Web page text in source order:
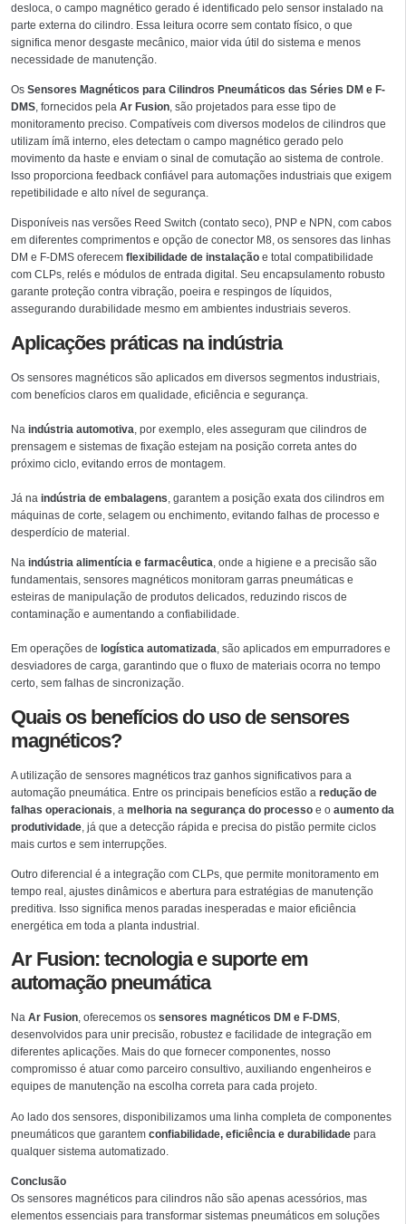
desloca, o campo magnético gerado é identificado pelo sensor instalado na
parte externa do cilindro. Essa leitura ocorre sem contato físico, o que
significa menor desgaste mecânico, maior vida útil do sistema e menos
necessidade de manutenção.
Os Sensores Magnéticos para Cilindros Pneumáticos das Séries DM e F-
DMS, fornecidos pela Ar Fusion, são projetados para esse tipo de
monitoramento preciso. Compatíveis com diversos modelos de cilindros que
utilizam ímã interno, eles detectam o campo magnético gerado pelo
movimento da haste e enviam o sinal de comutação ao sistema de controle.
Isso proporciona feedback confiável para automações industriais que exigem
repetibilidade e alto nível de segurança.
Disponíveis nas versões Reed Switch (contato seco), PNP e NPN, com cabos
em diferentes comprimentos e opção de conector M8, os sensores das linhas
DM e F-DMS oferecem flexibilidade de instalação e total compatibilidade
com CLPs, relés e módulos de entrada digital. Seu encapsulamento robusto
garante proteção contra vibração, poeira e respingos de líquidos,
assegurando durabilidade mesmo em ambientes industriais severos.
Aplicações práticas na indústria
Os sensores magnéticos são aplicados em diversos segmentos industriais,
com benefícios claros em qualidade, eficiência e segurança.
Na indústria automotiva , por exemplo, eles asseguram que cilindros de
prensagem e sistemas de fixação estejam na posição correta antes do
próximo ciclo, evitando erros de montagem.
Já na indústria de embalagens , garantem a posição exata dos cilindros em
máquinas de corte, selagem ou enchimento, evitando falhas de processo e
desperdício de material.
Na indústria alimentícia e farmacêutica, onde a higiene e a precisão são
fundamentais, sensores magnéticos monitoram garras pneumáticas e
esteiras de manipulação de produtos delicados, reduzindo riscos de
contaminação e aumentando a confiabilidade.
Em operações de logística automatizada, são aplicados em empurradores e
desviadores de carga, garantindo que o fluxo de materiais ocorra no tempo
certo, sem falhas de sincronização.
Quais os benefícios do uso de sensores
magnéticos?
A utilização de sensores magnéticos traz ganhos significativos para a
automação pneumática. Entre os principais benefícios estão a redução de
falhas operacionais , a melhoria na segurança do processo e o aumento da
produtividade , já que a detecção rápida e precisa do pistão permite ciclos
mais curtos e sem interrupções.
Outro diferencial é a integração com CLPs, que permite monitoramento em
tempo real, ajustes dinâmicos e abertura para estratégias de manutenção
preditiva. Isso significa menos paradas inesperadas e maior eficiência
energética em toda a planta industrial.
Ar Fusion: tecnologia e suporte em
automação pneumática
Na Ar Fusion, oferecemos os sensores magnéticos DM e F-DMS,
desenvolvidos para unir precisão, robustez e facilidade de integração em
diferentes aplicações. Mais do que fornecer componentes, nosso
compromisso é atuar como parceiro consultivo, auxiliando engenheiros e
equipes de manutenção na escolha correta para cada projeto.
Ao lado dos sensores, disponibilizamos uma linha completa de componentes
pneumáticos que garantem confiabilidade, eficiência e durabilidade para
qualquer sistema automatizado.
Conclusão
Os sensores magnéticos para cilindros não são apenas acessórios, mas
elementos essenciais para transformar sistemas pneumáticos em soluções